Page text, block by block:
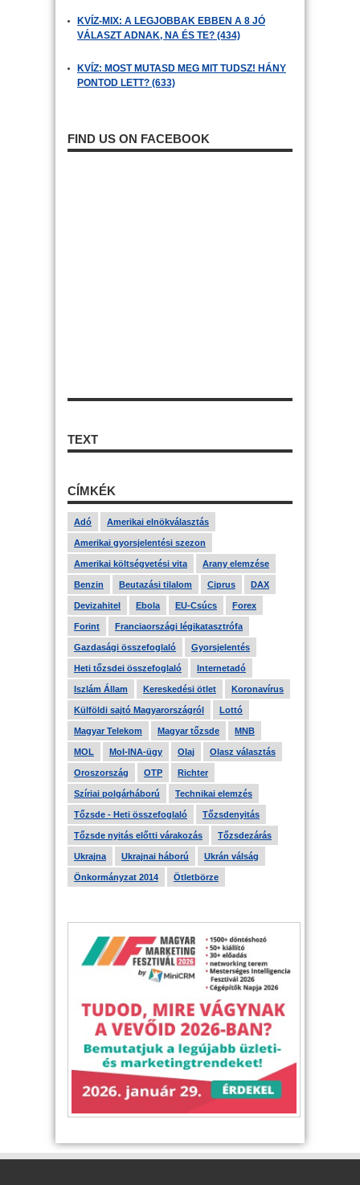
KVÍZ-MIX: A LEGJOBBAK EBBEN A 8 JÓ
VÁLASZT ADNAK, NA ÉS TE? (434)
KVÍZ: MOST MUTASD MEG MIT TUDSZ! HÁNY
PONTOD LETT? (633)
FIND US ON FACEBOOK
TEXT
CÍMKÉK
Adó Amerikai elnökválasztás
Amerikai gyorsjelentési szezon
Amerikai költségvetési vita Arany elemzése
Benzin Beutazási tilalom Ciprus DAX
Devizahitel Ebola EU-Csúcs Forex
Forint Franciaországi légikatasztrófa
Gazdasági összefoglaló Gyorsjelentés
Heti tőzsdei összefoglaló Internetadó
Iszlám Állam Kereskedési ötlet Koronavírus
Külföldi sajtó Magyarországról Lottó
Magyar Telekom Magyar tőzsde MNB
MOL Mol-INA-ügy Olaj Olasz választás
Oroszország OTP Richter
Szíriai polgárháború Technikai elemzés
Tőzsde - Heti összefoglaló Tőzsdenyitás
Tőzsde nyitás előtti várakozás Tőzsdezárás
Ukrajna Ukrajnai háború Ukrán válság
Önkormányzat 2014 Ötletbörze